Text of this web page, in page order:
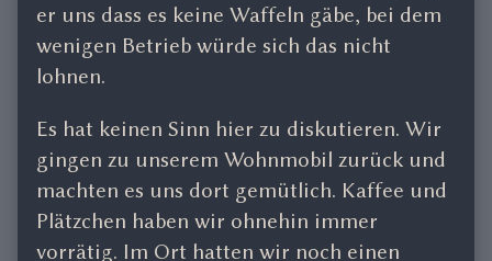
er uns dass es keine Waffeln gäbe, bei dem
wenigen Betrieb würde sich das nicht
lohnen.
Es hat keinen Sinn hier zu diskutieren. Wir
gingen zu unserem Wohnmobil zurück und
machten es uns dort gemütlich. Kaffee und
Plätzchen haben wir ohnehin immer
vorrätig. Im Ort hatten wir noch einen